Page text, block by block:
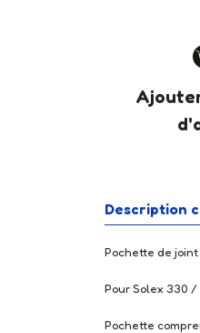
Description
Pochette de joint
Pour Solex 330
Pochette